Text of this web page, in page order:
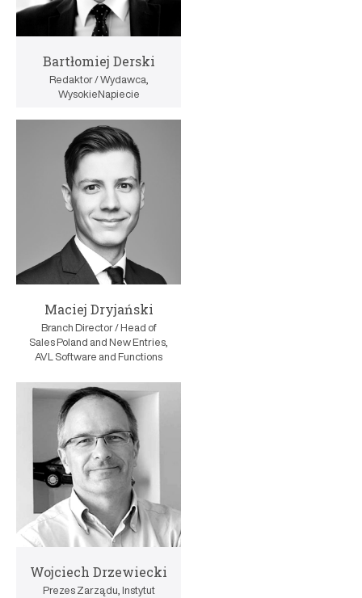
Bartłomiej Derski
Redaktor / Wydawca,
WysokieNapiecie
Maciej Dryjański
Branch Director / Head of
Sales Poland and New Entries,
AVL Software and Functions
Wojciech Drzewiecki
Prezes Zarządu, Instytut